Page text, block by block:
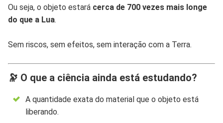
Ou seja, o objeto estará cerca de 700 vezes mais longe
do que a Lua.
Sem riscos, sem efeitos, sem interação com a Terra.
🔭 O que a ciência ainda está estudando?
A quantidade exata do material que o objeto está
liberando.